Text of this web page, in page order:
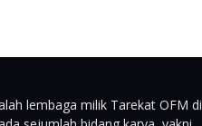
lembaga milik Tarekat OFM di